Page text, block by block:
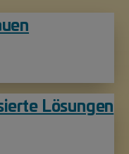
Lösungen